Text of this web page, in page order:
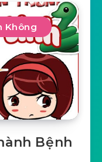
Không
Bệnh